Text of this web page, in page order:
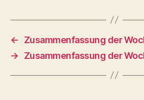
←
Zusammenfassung der
→
Zusammenfassung der